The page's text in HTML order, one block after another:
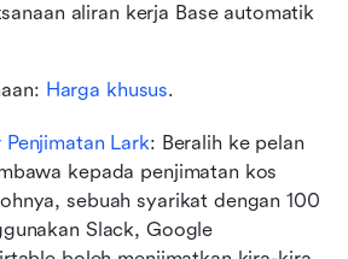
aliran kerja Base automatik
Harga khusus.
Lark: Beralih ke pelan
kepada penjimatan kos
sebuah syarikat dengan 100
Slack, Google